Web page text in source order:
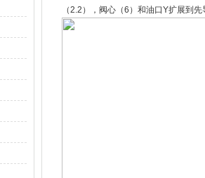
（2.2），阀心（6）和油口Y扩展到